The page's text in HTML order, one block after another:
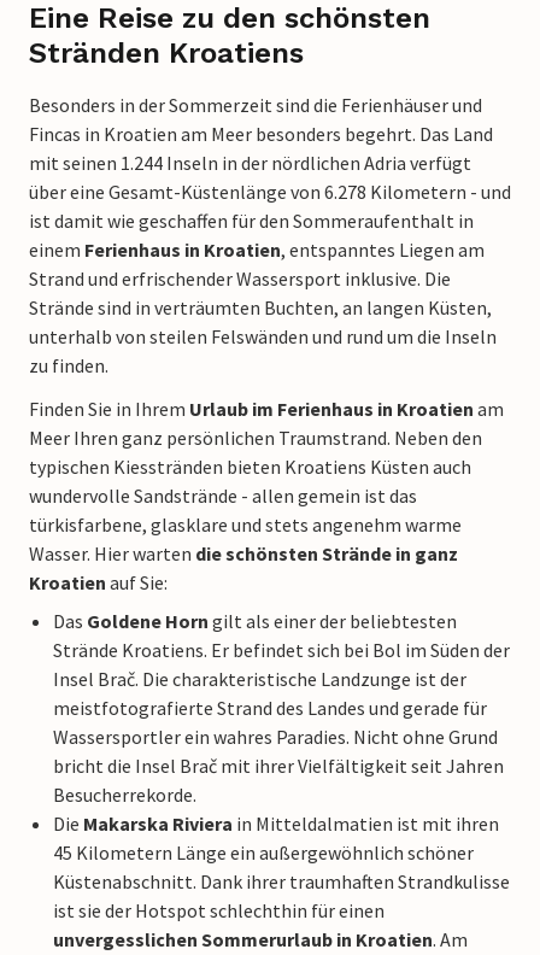
Eine Reise zu den schönsten
Stränden Kroatiens
Besonders in der Sommerzeit sind die Ferienhäuser und
Fincas in Kroatien am Meer besonders begehrt. Das Land
mit seinen 1.244 Inseln in der nördlichen Adria verfügt
über eine Gesamt-Küstenlänge von 6.278 Kilometern - und
ist damit wie geschaffen für den Sommeraufenthalt in
einem Ferienhaus in Kroatien, entspanntes Liegen am
Strand und erfrischender Wassersport inklusive. Die
Strände sind in verträumten Buchten, an langen Küsten,
unterhalb von steilen Felswänden und rund um die Inseln
zu finden.
Finden Sie in Ihrem Urlaub im Ferienhaus in Kroatien am
Meer Ihren ganz persönlichen Traumstrand. Neben den
typischen Kiesstränden bieten Kroatiens Küsten auch
wundervolle Sandstrände - allen gemein ist das
türkisfarbene, glasklare und stets angenehm warme
Wasser. Hier warten die schönsten Strände in ganz
Kroatien auf Sie:
Das Goldene Horn gilt als einer der beliebtesten
Strände Kroatiens. Er befindet sich bei Bol im Süden der
Insel Brač. Die charakteristische Landzunge ist der
meistfotografierte Strand des Landes und gerade für
Wassersportler ein wahres Paradies. Nicht ohne Grund
bricht die Insel Brač mit ihrer Vielfältigkeit seit Jahren
Besucherrekorde.
Die Makarska Riviera in Mitteldalmatien ist mit ihren
45 Kilometern Länge ein außergewöhnlich schöner
Küstenabschnitt. Dank ihrer traumhaften Strandkulisse
ist sie der Hotspot schlechthin für einen
unvergesslichen Sommerurlaub in Kroatien. Am